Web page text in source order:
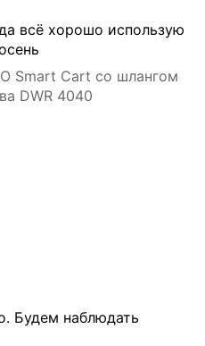
всё хорошо использую
Smart Cart со шлангом
DWR 4040
Будем наблюдать